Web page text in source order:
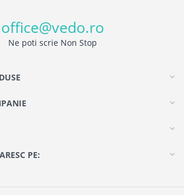
office@vedo.ro
Ne poti scrie Non Stop
PE: